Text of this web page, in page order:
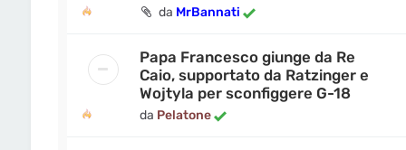
da MrBannati
Papa Francesco giunge da Re
Caio, supportato da Ratzinger e
Wojtyla per sconfiggere G-18
da Pelatone